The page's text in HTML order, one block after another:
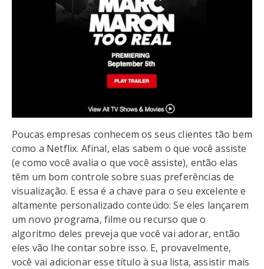
Poucas empresas conhecem os seus clientes tão bem
como a Netflix. Afinal, elas sabem o que você assiste
(e como você avalia o que você assiste), então elas
têm um bom controle sobre suas preferências de
visualização. E essa é a chave para o seu excelente e
altamente personalizado conteúdo: Se eles lançarem
um novo programa, filme ou recurso que o
algoritmo deles preveja que você vai adorar, então
eles vão lhe contar sobre isso. E, provavelmente,
você vai adicionar esse título à sua lista, assistir mais